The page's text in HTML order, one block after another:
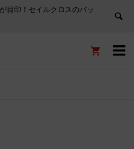
目印！セイルクロスのバッ

